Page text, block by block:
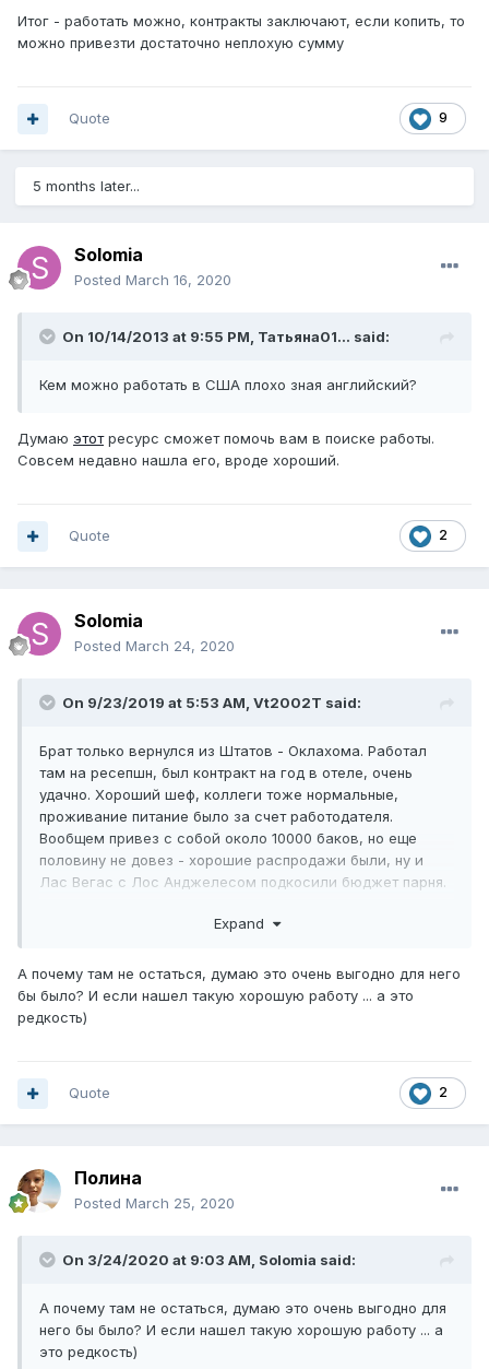
Итог - работать можно, контракты заключают, если копить, то
можно привезти достаточно неплохую сумму
9
Quote
5 months later...
Solomia
Posted March 16, 2020
On 10/14/2013 at 9:55 PM, Татьяна01... said:
Кем можно работать в США плохо зная английский?
Думаю этотресурс сможет помочь вам в поиске работы.
Совсем недавно нашла его, вроде хороший.
2
Quote
Solomia
Posted March 24, 2020
On 9/23/2019 at 5:53 AM, Vt2002T said:
Брат только вернулся из Штатов - Оклахома. Работал
там на ресепшн, был контракт на год в отеле, очень
удачно. Хороший шеф, коллеги тоже нормальные,
проживание питание было за счет работодателя.
Вообщем привез с собой около 10000 баков, но еще
половину не довез - хорошие распродажи были, ну и
Лас Вегас с Лос Анджелесом подкосили бюджет парня.
Итог - работать можно, контракты заключают, если
Expand
А почему там не остаться, думаю это очень выгодно для него
бы было? И если нашел такую хорошую работу ... а это
редкость)
2
Quote
Полина
Posted March 25, 2020
On 3/24/2020 at 9:03 AM, Solomia said:
А почему там не остаться, думаю это очень выгодно для
него бы было? И если нашел такую хорошую работу ... а
это редкость)